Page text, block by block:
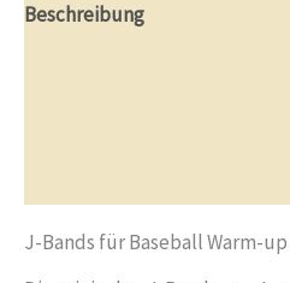
Beschreibung
J-Bands für Baseball Warm-up